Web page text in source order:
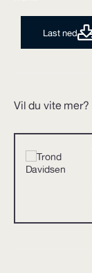
Last ned
Vil du vite mer?